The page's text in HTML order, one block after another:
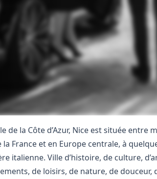
de la Côte d’Azur, Nice est située entre
la France et en Europe centrale, à
italienne. Ville d’histoire, de culture,
de loisirs, de nature, de